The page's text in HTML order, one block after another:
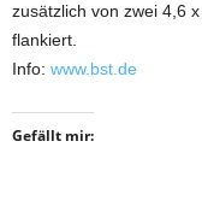
zusätzlich von zwei 4,6
flankiert.
Info: www.bst.de
Gefällt mir: